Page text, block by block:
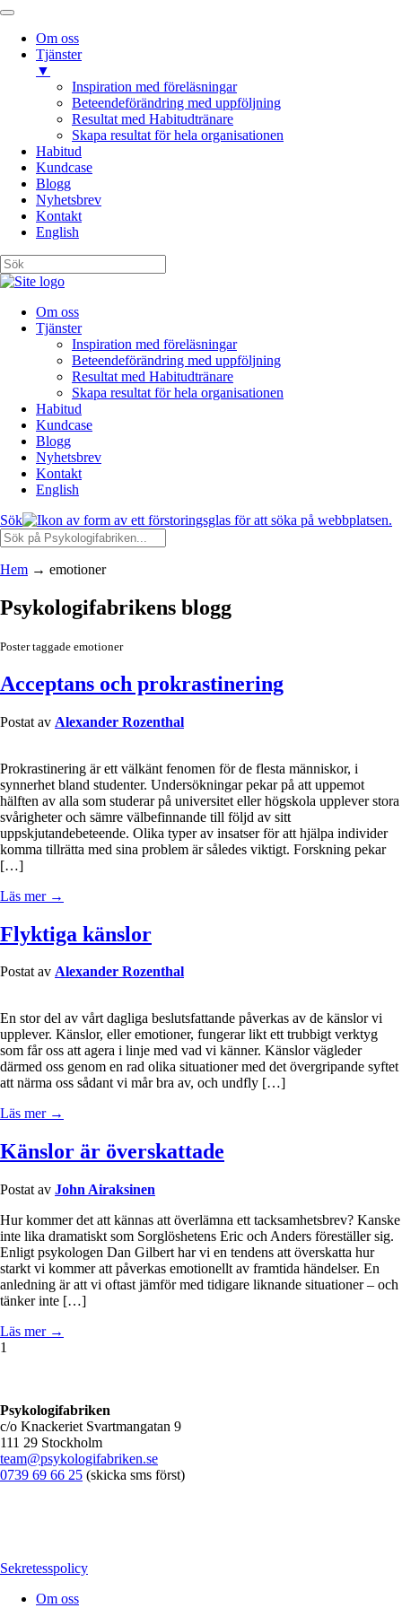
Om oss
Tjänster
▼
Inspiration med föreläsningar
Beteendeförändring med uppföljning
Resultat med Habitudtränare
Skapa resultat för hela organisationen
Habitud
Kundcase
Blogg
Nyhetsbrev
Kontakt
English
Om oss
Tjänster
Inspiration med föreläsningar
Beteendeförändring med uppföljning
Resultat med Habitudtränare
Skapa resultat för hela organisationen
Habitud
Kundcase
Blogg
Nyhetsbrev
Kontakt
English
Sök
Hem → emotioner
Psykologifabrikens blogg
Poster taggade emotioner
Acceptans och prokrastinering
Postat av Alexander Rozenthal
Prokrastinering är ett välkänt fenomen för de flesta människor, i
synnerhet bland studenter. Undersökningar pekar på att uppemot
hälften av alla som studerar på universitet eller högskola upplever stora
svårigheter och sämre välbefinnande till följd av sitt
uppskjutandebeteende. Olika typer av insatser för att hjälpa individer
komma tillrätta med sina problem är således viktigt. Forskning pekar
[…]
Läs mer →
Flyktiga känslor
Postat av Alexander Rozenthal
En stor del av vårt dagliga beslutsfattande påverkas av de känslor vi
upplever. Känslor, eller emotioner, fungerar likt ett trubbigt verktyg
som får oss att agera i linje med vad vi känner. Känslor vägleder
därmed oss genom en rad olika situationer med det övergripande syftet
att närma oss sådant vi mår bra av, och undfly […]
Läs mer →
Känslor är överskattade
Postat av John Airaksinen
Hur kommer det att kännas att överlämna ett tacksamhetsbrev? Kanske
inte lika dramatiskt som Sorglöshetens Eric och Anders föreställer sig.
Enligt psykologen Dan Gilbert har vi en tendens att överskatta hur
starkt vi kommer att påverkas emotionellt av framtida händelser. En
anledning är att vi oftast jämför med tidigare liknande situationer – och
tänker inte […]
Läs mer →
1
Psykologifabriken
c/o Knackeriet Svartmangatan 9
111 29 Stockholm
team@psykologifabriken.se
0739 69 66 25 (skicka sms först)
Sekretesspolicy
Om oss